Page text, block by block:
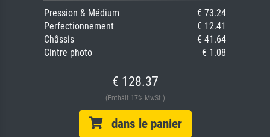
Pression & Médium
€ 73.24
Perfectionnement
€ 12.41
Châssis
€ 41.64
Cintre photo
€ 1.08
€ 128.37
(Enthält 17% MwSt.)
dans le panier